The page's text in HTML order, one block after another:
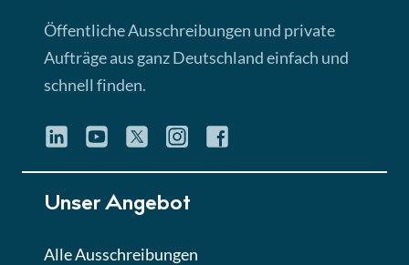
Öffentliche Ausschreibungen und private
Aufträge aus ganz Deutschland einfach und
schnell finden.
Unser Angebot
Alle Ausschreibungen